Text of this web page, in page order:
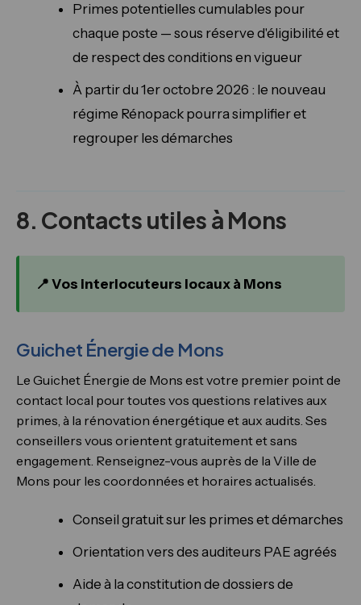
Primes potentielles cumulables pour
chaque poste — sous réserve d'éligibilité et
de respect des conditions en vigueur
À partir du 1er octobre 2026 : le nouveau
régime Rénopack pourra simplifier et
regrouper les démarches
8. Contacts utiles à Mons
📍 Vos interlocuteurs locaux à Mons
Guichet Énergie de Mons
Le Guichet Énergie de Mons est votre premier point de
contact local pour toutes vos questions relatives aux
primes, à la rénovation énergétique et aux audits. Ses
conseillers vous orientent gratuitement et sans
engagement. Renseignez-vous auprès de la Ville de
Mons pour les coordonnées et horaires actualisés.
Conseil gratuit sur les primes et démarches
Orientation vers des auditeurs PAE agréés
Aide à la constitution de dossiers de